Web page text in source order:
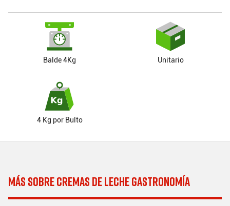
Balde 4Kg Unitario
4 Kg por Bulto
MÁS SOBRE CREMAS DE LECHE GASTRONOMÍA